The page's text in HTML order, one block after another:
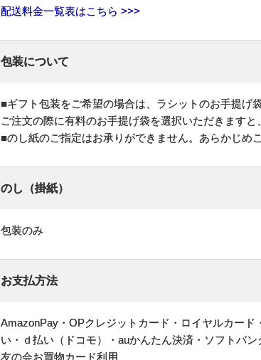
配送料金一覧表はこちら >>>
包装について
■ギフト包装をご希望の場合は、ラシットのお手提げ
ご注文の際に有料のお手提げ袋を選択いただきます
■のし紙のご指定はお承りができません。あらかじめ
のし（掛紙）
包装のみ
お支払方法
AmazonPay・OPクレジットカード・ロイヤルカー
い・ｄ払い（ドコモ）・auかんたん決済・ソフトバ
友の会お買物カード利用